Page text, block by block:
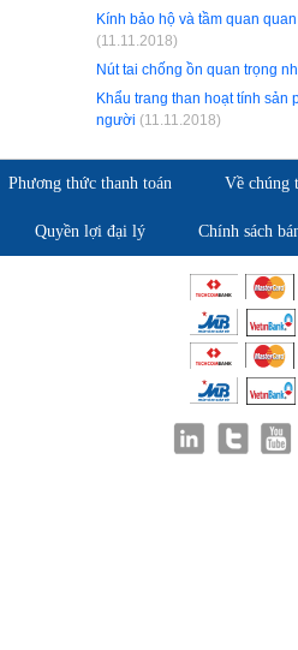
Kính bảo hộ và tầm quan
(11.11.2018)
Nút tai chống ồn quan trọng
Khẩu trang than hoạt tính sản
người (11.11.2018)
Phương thức thanh toán Về chúng
Quyền lợi đại lý Chính sách